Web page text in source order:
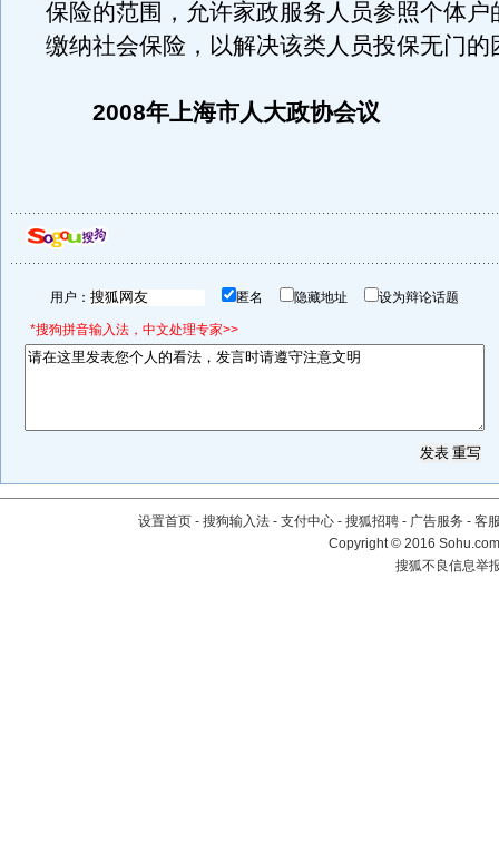
保险的范围，允许家政服务人员参照个体户
缴纳社会保险，以解决该类人员投保无门的
2008年上海市人大政协会议
用户： 匿名 隐藏地址 设为辩论话题
*搜狗拼音输入法，中文处理专家>>
设置首页 - 搜狗输入法 - 支付中心 - 搜狐招聘 - 广告服务 - 客
Copyright©2016
搜狐不良信息举